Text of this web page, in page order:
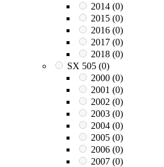
2014 (0)
2015 (0)
2016 (0)
2017 (0)
2018 (0)
SX 505 (0)
2000 (0)
2001 (0)
2002 (0)
2003 (0)
2004 (0)
2005 (0)
2006 (0)
2007 (0)